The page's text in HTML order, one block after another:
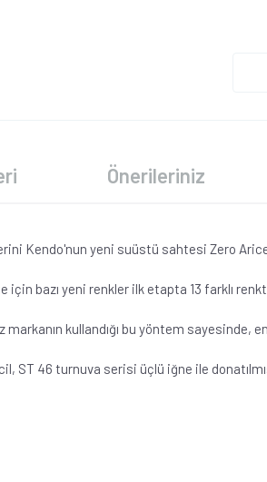
Kendo'nun yeni suüstü sahtesi Zero
için bazı yeni renkler ilk etapta 13 farklı
kullandığı bu yöntem sayesinde,
ST 46 turnuva serisi üçlü iğne ile
Önerileriniz